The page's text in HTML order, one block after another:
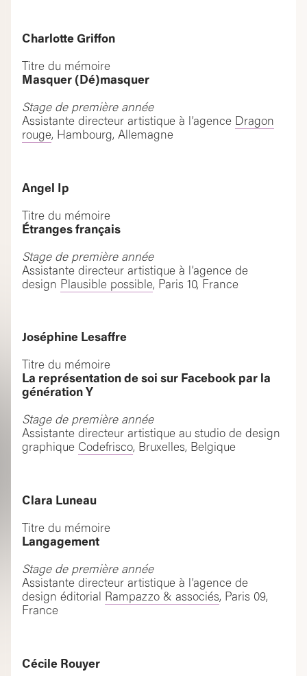
Charlotte Griffon
Titre du mémoire
Masquer (Dé)masquer
Stage de première année
Assistante directeur artistique à l’agence Dragon
rouge, Hambourg, Allemagne
Angel Ip
Titre du mémoire
Étranges français
Stage de première année
Assistante directeur artistique à l’agence de
design Plausible possible, Paris 10, France
Joséphine Lesaffre
Titre du mémoire
La représentation de soi sur Facebook par la
génération Y
Stage de première année
Assistante directeur artistique au studio de design
graphique Codefrisco, Bruxelles, Belgique
Clara Luneau
Titre du mémoire
Langagement
Stage de première année
Assistante directeur artistique à l’agence de
design éditorial Rampazzo & associés, Paris 09,
France
Cécile Rouyer